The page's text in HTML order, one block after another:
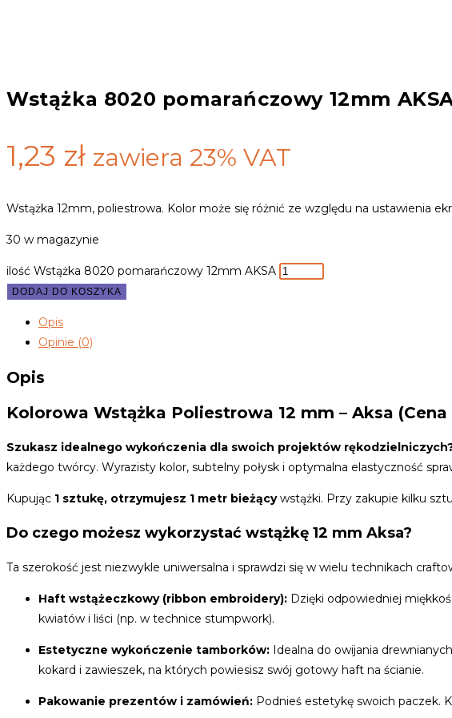
Wstążka 8020 pomarańczowy 12mm
1,23 zł zawiera 23% VAT
Wstążka 12mm, poliestrowa. Kolor może się różnić ze względu na ustawienia
30 w magazynie
ilość Wstążka 8020 pomarańczowy 12mm AKSA
DODAJ DO KOSZYKA
Opis
Opinie (0)
Opis
Kolorowa Wstążka Poliestrowa 12 mm – Aksa (Cena
Szukasz idealnego wykończenia dla swoich projektów
każdego twórcy. Wyrazisty kolor, subtelny połysk i optymalna elastyczność
Kupując 1 sztukę, otrzymujesz 1 metr bieżącywstążki. Przy zakupie kilku
Do czego możesz wykorzystać wstążkę 12 mm Aksa?
Ta szerokość jest niezwykle uniwersalna i sprawdzi się w wielu technikach
Haft wstążeczkowy (ribbon embroidery): Dzięki odpowiedniej
kwiatów i liści (np. w technice stumpwork).
Estetyczne wykończenie tamborków: Idealna do owijania
kokard i zawieszek, na których powiesisz swój gotowy haft na ścianie.
Pakowanie prezentów i zamówień: Podnieś estetykę swoich paczek.